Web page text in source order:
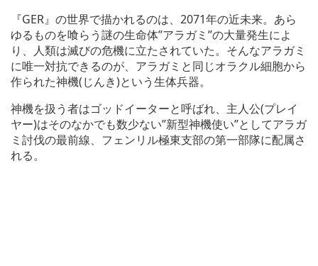
『GER』の世界で描かれるのは、2071年の近未来。あら
ゆるものを喰らう謎の生命体”アラガミ”の大量発生によ
り、人類は滅びの危機に立たされていた。そんなアラガミ
に唯一対抗できるのが、アラガミと同じオラクル細胞から
作られた神機(じんき)という生体兵器。
神機を扱う者はゴッドイーターと呼ばれ、主人公(プレイ
ヤー)はそのなかでも数少ない”新型神機使い”としてアラガ
ミ討伐の最前線、フェンリル極東支部の第一部隊に配属さ
れる。